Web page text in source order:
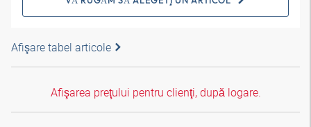
Afişare tabel articole
Afişarea preţului pentru clienţi, după logare.